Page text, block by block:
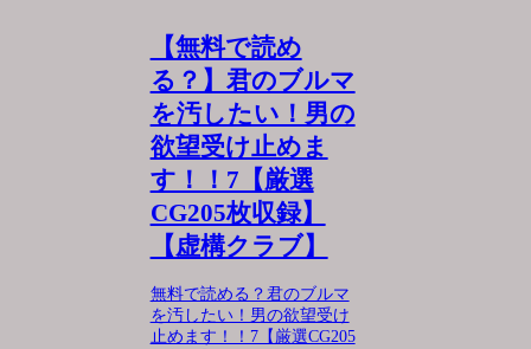
【無料で読め
る？】君のブルマ
を汚したい！男の
欲望受け止めま
す！！7【厳選
CG205枚収録】
【虚構クラブ】
無料で読める？君のブルマ
を汚したい！男の欲望受け
止めます！！7【厳選CG205